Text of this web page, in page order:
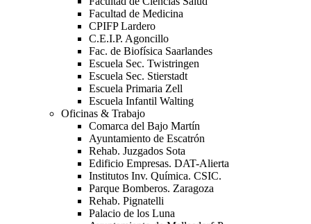
Facultad de Medicina
CPIFP Lardero
C.E.I.P. Agoncillo
Fac. de Biofísica Saarlandes
Escuela Sec. Twistringen
Escuela Sec. Stierstadt
Escuela Primaria Zell
Escuela Infantil Walting
Oficinas & Trabajo
Comarca del Bajo Martín
Ayuntamiento de Escatrón
Rehab. Juzgados Sota
Edificio Empresas. DAT-Alierta
Institutos Inv. Química. CSIC.
Parque Bomberos. Zaragoza
Rehab. Pignatelli
Palacio de los Luna